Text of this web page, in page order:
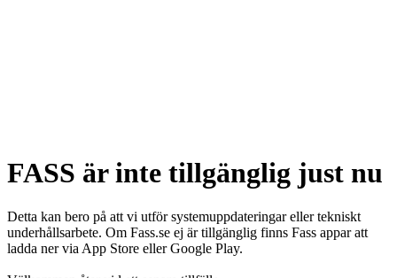
FASS är inte tillgänglig just nu
Detta kan bero på att vi utför systemuppdateringar eller tekniskt
underhållsarbete. Om Fass.se ej är tillgänglig finns Fass appar att
ladda ner via App Store eller Google Play.